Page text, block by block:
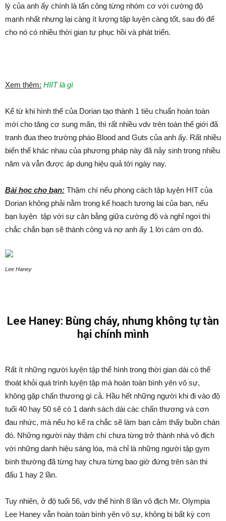
lý của anh ấy chính là tấn công từng nhóm cơ với cường độ
mạnh nhất nhưng lại càng ít lượng tập luyện càng tốt, sau đó để
cho nó có nhiều thời gian tự phục hồi và phát triển.
Xem thêm: HIIT là gì
Kể từ khi hình thể của Dorian tạo thành 1 tiêu chuẩn hoàn toàn
mới cho tăng cơ sung mãn, thì rất nhiều vdv trên toàn thế giới đã
tranh đua theo trường pháo Blood and Guts của anh ấy. Rất nhiều
biến thể khác nhau của phương pháp này đã nảy sinh trong nhiều
năm và vẫn được áp dụng hiệu quả tới ngày nay.
Bài học cho bạn: Thậm chí nếu phong cách tập luyện HIT của
Dorian không phải nằm trong kế hoạch tương lai của bạn, nếu
bạn luyện tập với sự cân bằng giữa cường độ và nghỉ ngơi thì
chắc chắn bạn sẽ thành công và nợ anh ấy 1 lời cám ơn đó.
Lee Haney
Lee Haney: Bùng cháy, nhưng không tự tàn
hại chính mình
Rất ít những người luyện tập thể hình trong thời gian dài có thể
thoát khỏi quá trình luyện tập mà hoàn toàn bình yên vô sự,
không gặp chấn thương gì cả. Hầu hết những người khi đi vào độ
tuổi 40 hay 50 sẽ có 1 danh sách dài các chấn thương và cơn
đau nhức, mà nếu họ kể ra chắc sẽ làm bạn cảm thấy buồn chán
đó. Những người này thậm chí chưa từng trở thành nhà vô địch
với những danh hiệu sáng lóa, mà chỉ là những người tập gym
bình thường đã từng hay chưa từng bao giờ đứng trên sàn thi
đấu 1 hay 2 lần.
Tuy nhiên, ở độ tuổi 56, vdv thể hình 8 lần vô địch Mr. Olympia
Lee Haney vẫn hoàn toàn bình yên vô sự, không bị bất kỳ cơn